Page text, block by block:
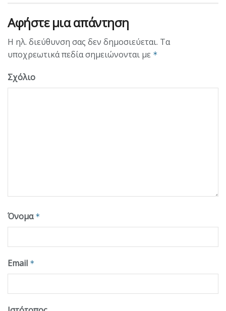
Αφήστε μια απάντηση
Η ηλ. διεύθυνση σας δεν δημοσιεύεται. Τα
υποχρεωτικά πεδία σημειώνονται με *
Σχόλιο
Όνομα *
Email *